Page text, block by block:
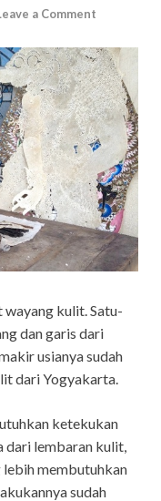
a Comment
wayang kulit. Satu-
dan garis dari
usianya sudah
dari Yogyakarta.
ketekukan
dari lembaran kulit,
lebih membutuhkan
sudah